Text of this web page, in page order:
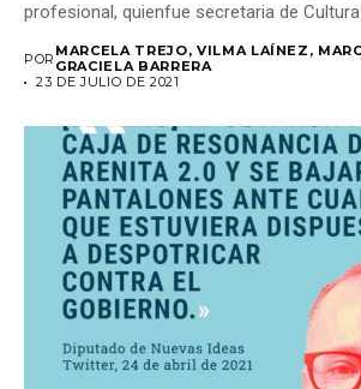
profesional, quienfue secretaria de Cultura
POR MARCELA TREJO, VILMA LAÍNEZ,
GRACIELA BARRERA
23 DE JULIO DE 2021